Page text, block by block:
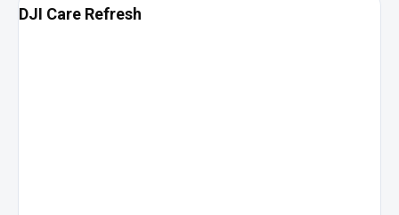
DJI Care Refresh